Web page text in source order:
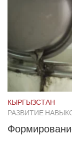
КЫРГЫЗСТАН
РАЗВИТИЕ